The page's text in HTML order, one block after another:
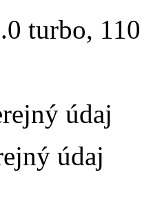
turbo,
údaj
údaj